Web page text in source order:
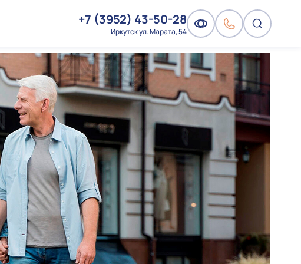
+7 (3952) 43-50-28
Иркутск ул. Марата, 54